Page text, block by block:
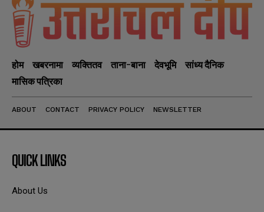
होम खबरनामा व्यक्तितव ताना-बाना देवभूमि
सांध्य दैनिक
मासिक पत्रिका
ABOUT CONTACT PRIVACY POLICY NEWSLETTER
QUICK LINKS
About Us